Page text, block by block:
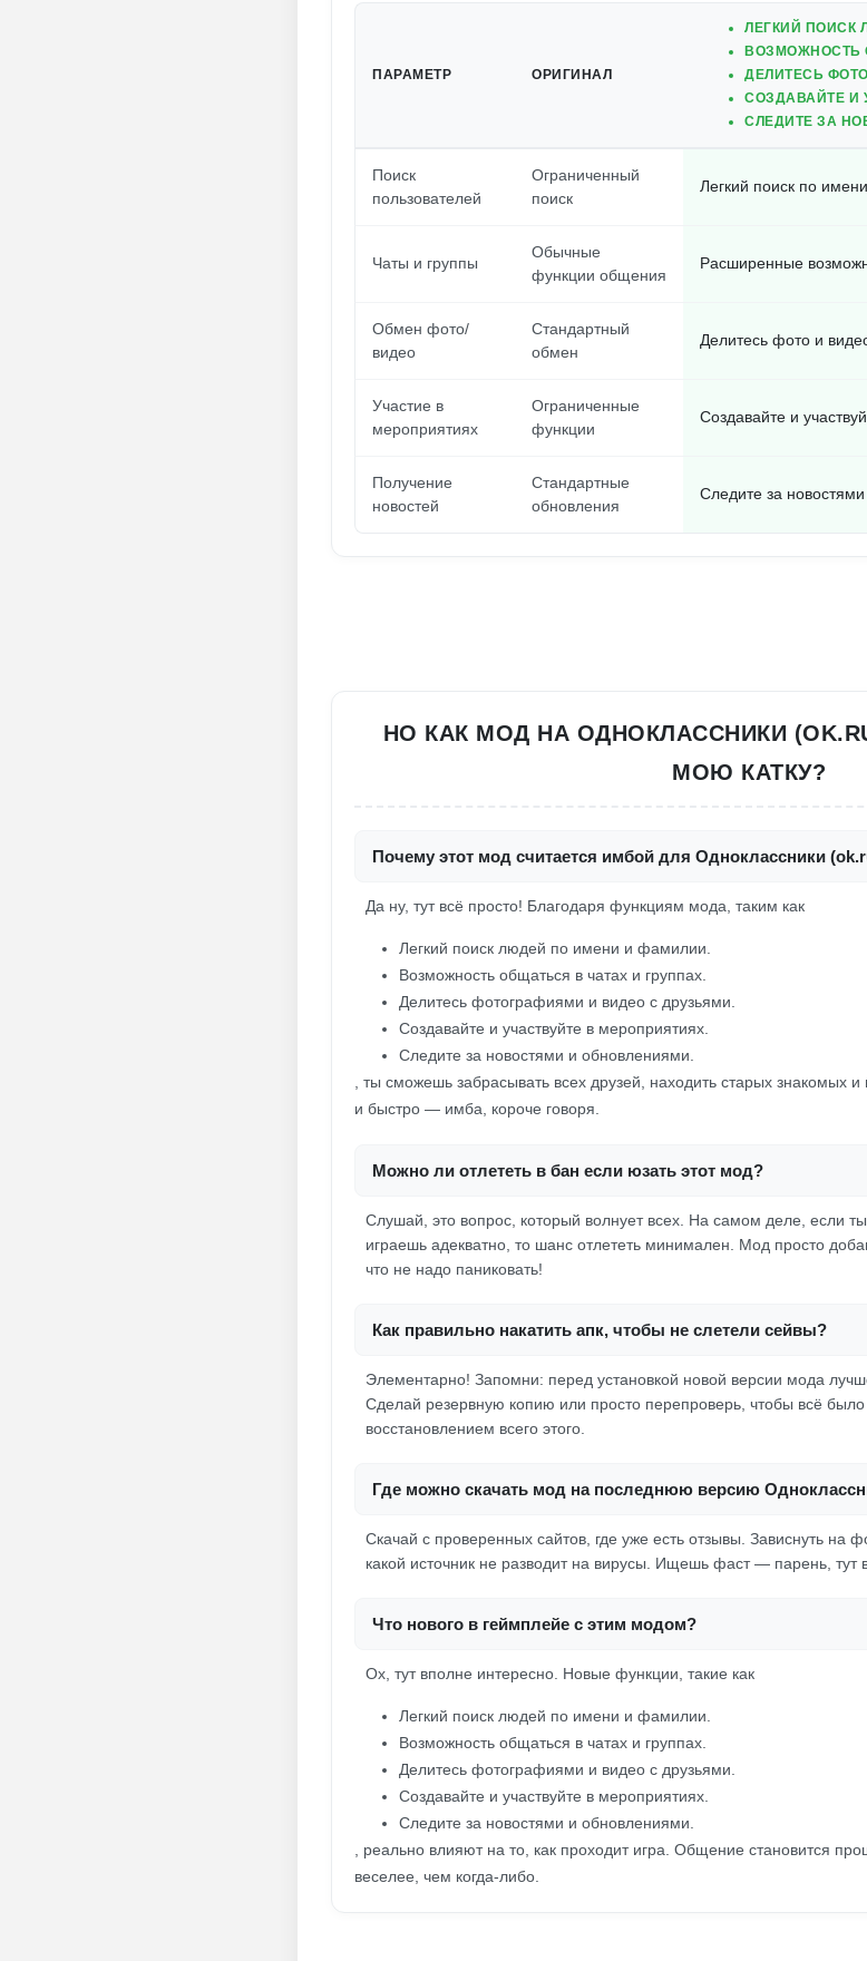
ПАРАМЕТР ОРИГИНАЛ
ЛЕГКИЙ ПОИСК
ВОЗМОЖНОСТЬ
ДЕЛИТЕСЬ
СОЗДАВАЙТЕ И
СЛЕДИТЕ ЗА
Поиск
пользователей
Ограниченный
поиск
Легкий поиск по
Чаты и группы
Обычные
функции общения
Расширенные
Обмен фото/
видео
Стандартный
обмен
Делитесь фото и
Участие в
мероприятиях
Ограниченные
функции
Создавайте и
Получение
новостей
Стандартные
обновления
Следите за
НО КАК МОД НА ОДНОКЛАССНИКИ
МОЮ КАТКУ?
Почему этот мод считается имбой для Одноклассники
Да ну, тут всё просто! Благодаря функциям мода, таким как
Легкий поиск людей по имени и фамилии.
Возможность общаться в чатах и группах.
Делитесь фотографиями и видео с друзьями.
Создавайте и участвуйте в мероприятиях.
Следите за новостями и обновлениями.
, ты сможешь забрасывать всех друзей, находить старых знакомых
и быстро — имба, короче говоря.
Можно ли отлететь в бан если юзать этот мод?
Слушай, это вопрос, который волнует всех. На самом деле, если
играешь адекватно, то шанс отлететь минимален. Мод просто
что не надо паниковать!
Как правильно накатить апк, чтобы не слетели сейвы?
Элементарно! Запомни: перед установкой новой версии мода
Сделай резервную копию или просто перепроверь, чтобы всё
восстановлением всего этого.
Где можно скачать мод на последнюю версию
Скачай с проверенных сайтов, где уже есть отзывы. Зависнуть на
какой источник не разводит на вирусы. Ищешь фаст — парень, тут
Что нового в геймплейе с этим модом?
Ох, тут вполне интересно. Новые функции, такие как
Легкий поиск людей по имени и фамилии.
Возможность общаться в чатах и группах.
Делитесь фотографиями и видео с друзьями.
Создавайте и участвуйте в мероприятиях.
Следите за новостями и обновлениями.
, реально влияют на то, как проходит игра. Общение становится
веселее, чем когда-либо.